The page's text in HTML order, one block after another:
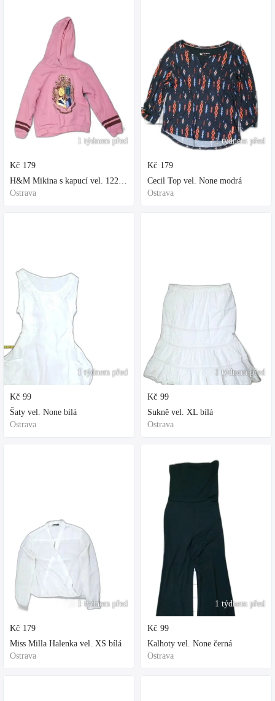
1 týdnem před
Kč 179
H&M Mikina s kapucí vel. 122 fialová
Ostrava
1 týdnem před
Kč 99
Šaty vel. None bílá
Ostrava
1 týdnem před
Kč 179
Miss Milla Halenka vel. XS bílá
Ostrava
1 týdnem před
Kč 179
Cecil Top vel. None modrá
Ostrava
1 týdnem před
Kč 99
Sukně vel. XL bílá
Ostrava
1 týdnem před
Kč 99
Kalhoty vel. None černá
Ostrava